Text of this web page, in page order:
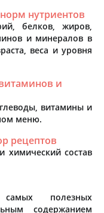
нутриентов
белков, жиров,
и минералов в
веса и уровня
и
витамины и
меню.
рецептов
химический состав
полезных
содержанием